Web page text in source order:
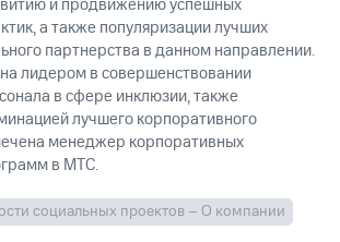
2023
и продвижению успешных
а также популяризации лучших
партнерства в данном направлении.
лидером в совершенствовании
в сфере инклюзии, также
лучшего корпоративного
менеджер корпоративных
в МТС.
социальных проектов – О компании